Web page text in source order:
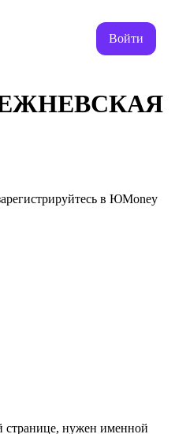
Войти
в ЮMoney
странице, нужен именной